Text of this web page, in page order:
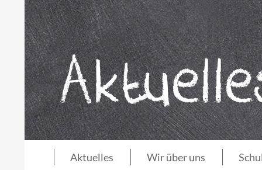
springen
AGFS Mecklenburg-Vorpommern
Aktuelles Wir über uns